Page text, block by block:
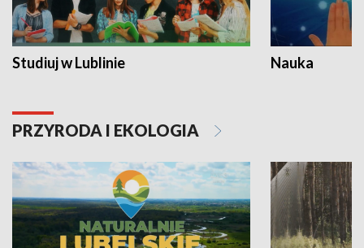
Studiuj w Lublinie Nauka
PRZYRODA I EKOLOGIA